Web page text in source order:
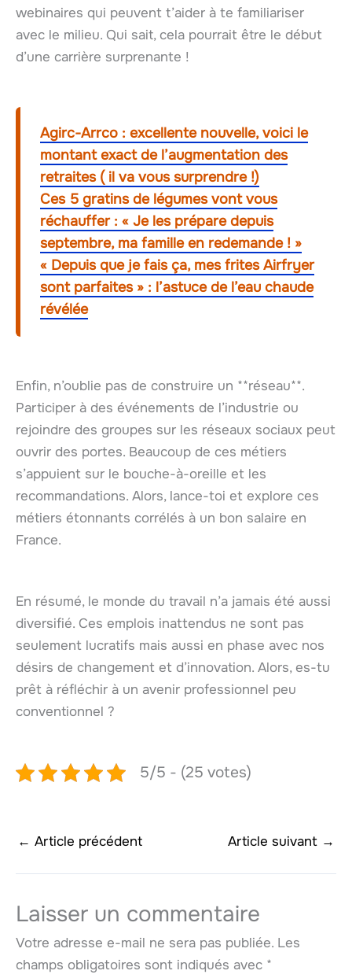
webinaires qui peuvent t’aider à te familiariser
avec le milieu. Qui sait, cela pourrait être le début
d’une carrière surprenante !
Agirc-Arrco : excellente nouvelle, voici le
montant exact de l’augmentation des
retraites ( il va vous surprendre !)
Ces 5 gratins de légumes vont vous
réchauffer : « Je les prépare depuis
septembre, ma famille en redemande ! »
« Depuis que je fais ça, mes frites Airfryer
sont parfaites » : l’astuce de l’eau chaude
révélée
Enfin, n’oublie pas de construire un **réseau**.
Participer à des événements de l’industrie ou
rejoindre des groupes sur les réseaux sociaux peut
ouvrir des portes. Beaucoup de ces métiers
s’appuient sur le bouche-à-oreille et les
recommandations. Alors, lance-toi et explore ces
métiers étonnants corrélés à un bon salaire en
France.
En résumé, le monde du travail n’a jamais été aussi
diversifié. Ces emplois inattendus ne sont pas
seulement lucratifs mais aussi en phase avec nos
désirs de changement et d’innovation. Alors, es-tu
prêt à réfléchir à un avenir professionnel peu
conventionnel ?
5/5 - (25 votes)
← Article précédent Article suivant →
Laisser un commentaire
Votre adresse e-mail ne sera pas publiée. Les
champs obligatoires sont indiqués avec *